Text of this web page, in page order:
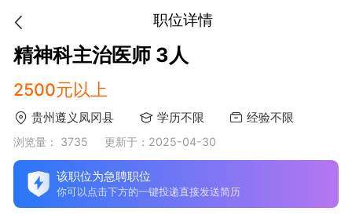
职位详情
精神科主治医师 3人
2500元以上
贵州遵义凤冈县 学历不限 经验不限
浏览量： 3735 更新于：2025-04-30
该职位为急聘职位
你可以点击下方的一键投递直接发送简历